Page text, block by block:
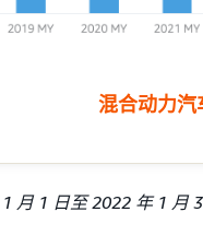
混合动力汽
月 1 日至 2022 年 1 月